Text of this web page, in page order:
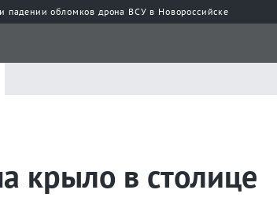
падении обломков дрона ВСУ в Новороссийске
крыло в столице